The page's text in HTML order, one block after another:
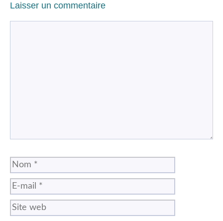
Laisser un commentaire
Nom
mail
web